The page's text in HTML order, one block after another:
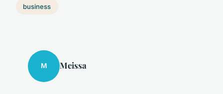
business
M Meissa